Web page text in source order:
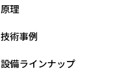
原理
技術事例
設備ラインナップ